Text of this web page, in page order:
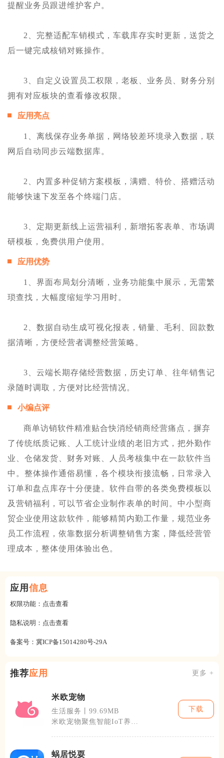
提醒业务员跟进维护客户。
2、完整适配车销模式，车载库存实时更新，送货之
后一键完成核销对账操作。
3、自定义设置员工权限，老板、业务员、财务分别
拥有对应板块的查看修改权限。
应用亮点
1、离线保存业务单据，网络较差环境录入数据，联
网后自动同步云端数据库。
2、内置多种促销方案模板，满赠、特价、搭赠活动
能够快速下发至各个终端门店。
3、定期更新线上运营福利，新增拓客表单、市场调
研模板，免费供用户使用。
应用优势
1、界面布局划分清晰，业务功能集中展示，无需繁
琐查找，大幅度缩短学习用时。
2、数据自动生成可视化报表，销量、毛利、回款数
据清晰，方便经营者调整经营策略。
3、云端长期存储经营数据，历史订单、往年销售记
录随时调取，方便对比经营情况。
小编点评
商单访销软件精准贴合快消经销商经营痛点，摒弃
了传统纸质记账、人工统计业绩的老旧方式，把外勤作
业、仓储发货、财务对账、人员考核集中在一款软件当
中。整体操作通俗易懂，各个模块衔接流畅，日常录入
订单和盘点库存十分便捷。软件自带的各类免费模板以
及营销福利，可以节省企业制作表单的时间。中小型商
贸企业使用这款软件，能够精简内勤工作量，规范业务
员工作流程，依靠数据分析调整销售方案，降低经营管
理成本，整体使用体验出色。
应用 信息
权限功能： 点击查看
隐私说明： 点击查看
备案号： 冀ICP备15014280号-29A
推荐应用 更多 +
米欧宠物
生活服务丨99.69MB
米欧宠物聚焦智能IoT养宠
下载
蜗居悦耍